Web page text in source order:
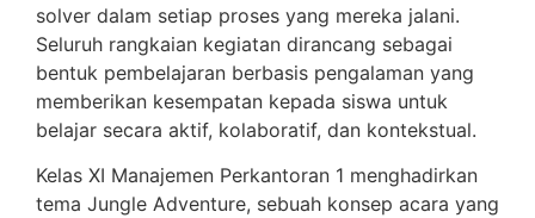
solver dalam setiap proses yang mereka jalani.
Seluruh rangkaian kegiatan dirancang sebagai
bentuk pembelajaran berbasis pengalaman yang
memberikan kesempatan kepada siswa untuk
belajar secara aktif, kolaboratif, dan kontekstual.
Kelas XI Manajemen Perkantoran 1 menghadirkan
tema Jungle Adventure, sebuah konsep acara yang